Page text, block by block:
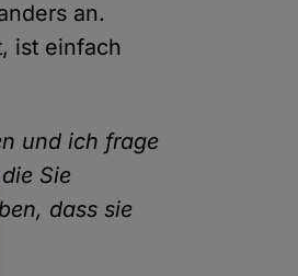
an.
ist einfach
und ich frage
Sie
dass sie